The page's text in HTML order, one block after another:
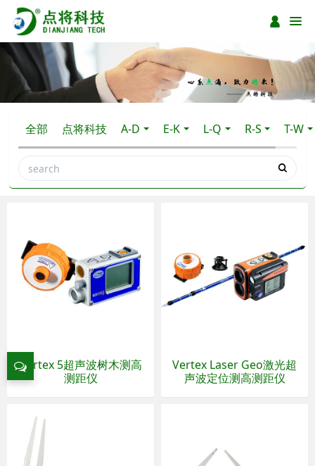
全部 点将科技 A-D E-K L-Q R-S T-W
Vertex 5超声波树木测高
测距仪
Vertex Laser Geo激光超
声波定位测高测距仪